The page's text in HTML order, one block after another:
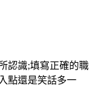
認識;填寫正確的職
點還是笑話多一